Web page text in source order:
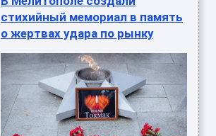
стихийный мемориал в память
о жертвах удара по рынку